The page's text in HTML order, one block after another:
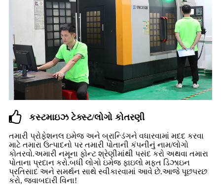
કસ્ટમાઇઝ ટેક્સ્ટ/લોગો કોતરણી
તમારી પ્રોફેશનલ ઇમેજ અને બ્રાન્ડિંગને વધારવામાં મદદ કરવા
માટે તમારા ઉત્પાદનો પર તમારી પોતાની કંપનીનું નામ/લોગો
કોતરવો.અમારી નમૂના ફોન્ટ શ્રેણીમાંથી પસંદ કરો અથવા તમારા
પોતાના પ્રદાન કરો.બધી લોગો ઇમેજ ફાઇલો મફત ડિઝાઇન
પ્રતિસાદ અને સમર્થન સાથે સ્વીકારવામાં આવે છે.આજે પૂછપરછ
કરો, જવાબદારી વિના!